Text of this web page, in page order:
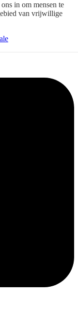
in om mensen te
van vrijwillige